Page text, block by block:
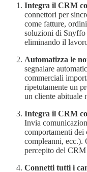
Integra il CRM
connettori per
come fatture,
soluzioni di Snyffo
eliminando il
Automatizza le
segnalare
commerciali
ripetutamente un
un cliente abituale
Integra il CRM
Invia
comportamenti dei
compleanni, ecc.).
percepito del CRM
Connetti tutti i